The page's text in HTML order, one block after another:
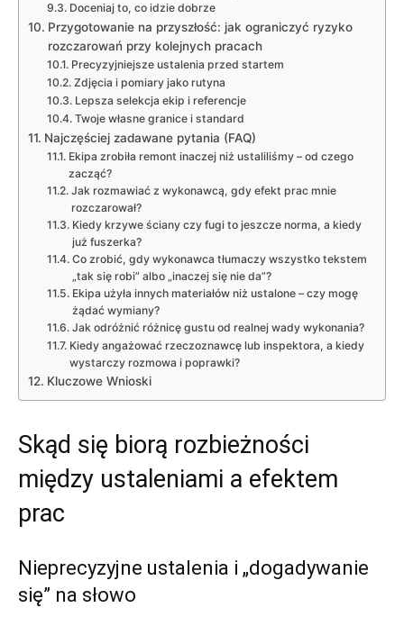
Doceniaj to, co idzie dobrze
Przygotowanie na przyszłość: jak ograniczyć ryzyko
rozczarowań przy kolejnych pracach
Precyzyjniejsze ustalenia przed startem
Zdjęcia i pomiary jako rutyna
Lepsza selekcja ekip i referencje
Twoje własne granice i standard
Najczęściej zadawane pytania (FAQ)
Ekipa zrobiła remont inaczej niż ustaliliśmy – od czego
zacząć?
Jak rozmawiać z wykonawcą, gdy efekt prac mnie
rozczarował?
Kiedy krzywe ściany czy fugi to jeszcze norma, a kiedy
już fuszerka?
Co zrobić, gdy wykonawca tłumaczy wszystko tekstem
„tak się robi” albo „inaczej się nie da”?
Ekipa użyła innych materiałów niż ustalone – czy mogę
żądać wymiany?
Jak odróżnić różnicę gustu od realnej wady wykonania?
Kiedy angażować rzeczoznawcę lub inspektora, a kiedy
wystarczy rozmowa i poprawki?
Kluczowe Wnioski
Skąd się biorą rozbieżności
między ustaleniami a efektem
prac
Nieprecyzyjne ustalenia i „dogadywanie
się” na słowo